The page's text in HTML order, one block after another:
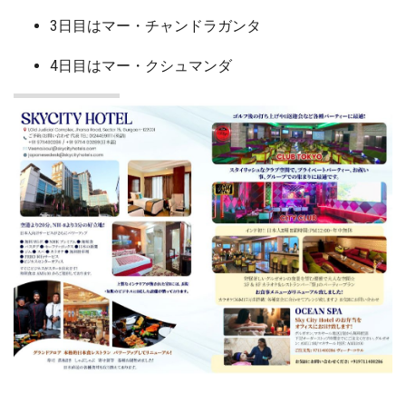
3日目はマー・チャンドラガンタ
4日目はマー・クシュマンダ